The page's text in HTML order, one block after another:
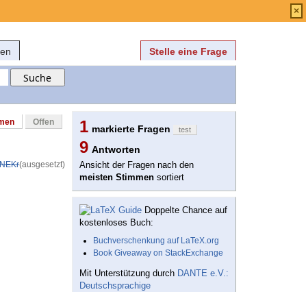
Stelle eine Frage
Offen
(ausgesetzt)
1 markierte Fragen test
9 Antworten
Ansicht der Fragen nach den
meisten Stimmen sortiert
Doppelte Chance auf
kostenloses Buch:
Buchverschenkung auf LaTeX.org
Book Giveaway on StackExchange
Mit Unterstützung durch DANTE e.V.:
Deutschsprachige
×